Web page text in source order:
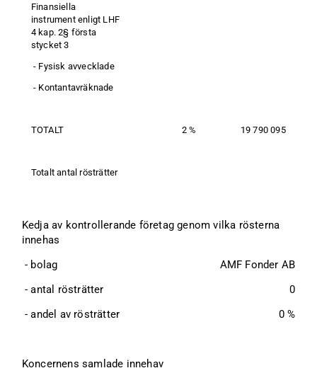
Finansiella
instrument enligt LHF
4 kap. 2§ första
stycket 3
- Fysisk avvecklade
- Kontantavräknade
TOTALT 2 % 19 790 095
Totalt antal rösträtter
Kedja av kontrollerande företag genom vilka rösterna
innehas
- bolag
AMF Fonder AB
- antal rösträtter
0
- andel av rösträtter
0 %
Koncernens samlade innehav